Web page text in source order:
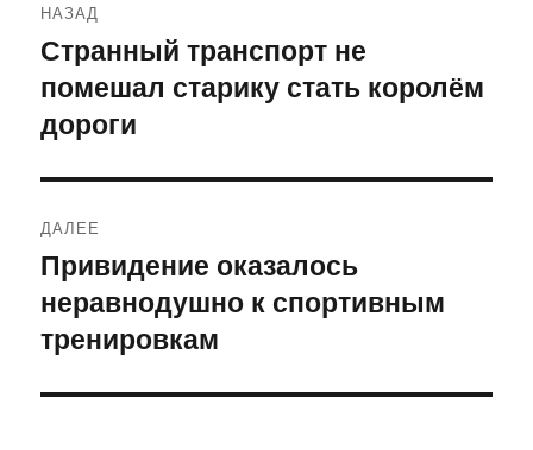
по
записям
НАЗАД
Предыдущая
запись:
Странный транспорт не
помешал старику стать королём
дороги
ДАЛЕЕ
Следующая
запись:
Привидение оказалось
неравнодушно к спортивным
тренировкам